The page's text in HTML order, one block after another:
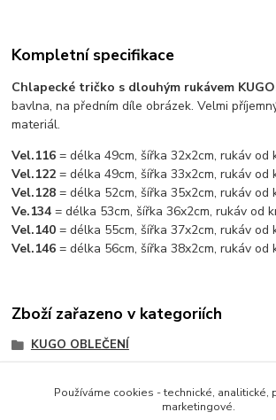
Kompletní specifikace
Chlapecké tričko s dlouhým rukávem
bavlna, na předním díle obrázek. Velmi
materiál.
Vel.116= délka 49cm, šířka 32x2cm, rukáv od
Vel.122 = délka 49cm, šířka 33x2cm, rukáv od
Vel.128 = délka 52cm, šířka 35x2cm, rukáv od
Ve.134= délka 53cm, šířka 36x2cm, rukáv od
Vel.140= délka 55cm, šířka 37x2cm, rukáv od
Vel.146 = délka 56cm, šířka 38x2cm, rukáv od
Zboží zařazeno v kategoriích
KUGO OBLEČENÍ
CHLAPECKÉ OBLEČENÍ KUGO
Používáme cookies - technické, analitické,
marketingové.